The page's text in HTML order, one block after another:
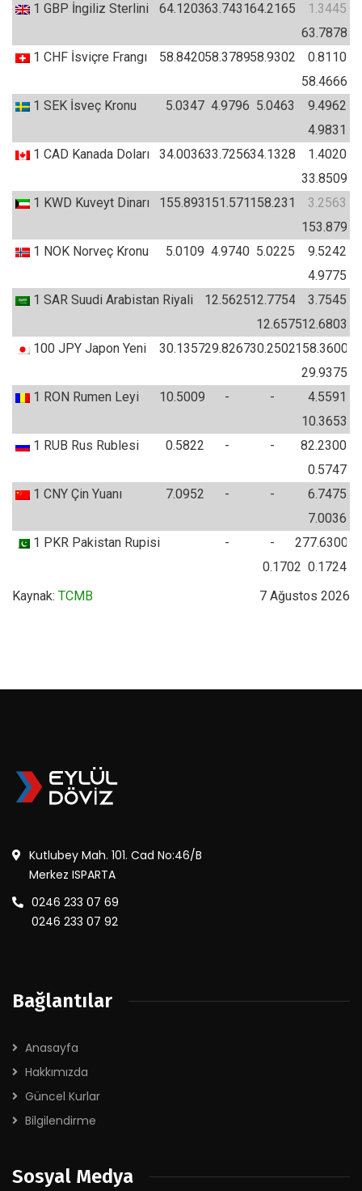
1 GBP İngiliz Sterlini 1.3445
64.2165
63.7431
64.1203
63.7878
1 CHF İsviçre Frangı 0.8110
58.9302
58.3789
58.8420
58.4666
1 SEK İsveç Kronu 9.4962
5.0463
4.9796
5.0347
4.9831
1 CAD Kanada Doları 1.4020
34.1328
33.7256
34.0036
33.8509
1 KWD Kuveyt Dinarı 3.2563
158.2318
151.5717
155.8934
153.8799
1 NOK Norveç Kronu 9.5242
5.0225
4.9740
5.0109
4.9775
1 SAR Suudi Arabistan Riyali 3.7545
12.7754
12.5625
12.6803
12.6575
100 JPY Japon Yeni 158.3600
30.2502
29.8267
30.1357
29.9375
1 RON Rumen Leyi 4.5591
-
-
10.5009
10.3653
1 RUB Rus Rublesi 82.2300
-
-
0.5822
0.5747
1 CNY Çin Yuanı 6.7475
-
-
7.0952
7.0036
1 PKR Pakistan Rupisi 277.6300
-
-
0.1724
0.1702
Kaynak: TCMB 7 Ağustos 2026
Kutlubey Mah. 101. Cad No:46/B
Merkez ISPARTA
0246 233 07 69
0246 233 07 92
Bağlantılar
Anasayfa
Hakkımızda
Güncel Kurlar
Bilgilendirme
Sosyal Medya